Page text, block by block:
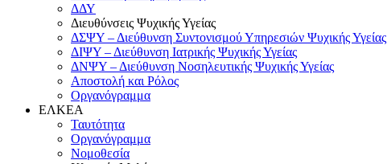
ΔΔΥ
Διευθύνσεις Ψυχικής Υγείας
ΔΣΨΥ – Διεύθυνση Συντονισμού Υπηρεσιών Ψυχικής Υγείας
ΔΙΨΥ – Διεύθυνση Ιατρικής Ψυχικής Υγείας
ΔΝΨΥ – Διεύθυνση Νοσηλευτικής Ψυχικής Υγείας
Αποστολή και Ρόλος
Οργανόγραμμα
ΕΛΚΕΑ
Ταυτότητα
Οργανόγραμμα
Νομοθεσία